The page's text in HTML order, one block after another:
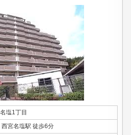
塩1丁目
西宮名塩駅 徒歩6分